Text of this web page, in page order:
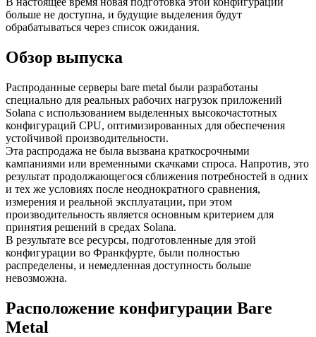
больше не доступна, и будущие выделения будут
обрабатываться через список ожидания.
Обзор выпуска
Распроданные серверы bare metal были разработаны
специально для реальных рабочих нагрузок приложений
Solana с использованием выделенных высокочастотных
конфигураций CPU, оптимизированных для обеспечения
устойчивой производительности.
Эта распродажа не была вызвана краткосрочными
кампаниями или временными скачками спроса. Напротив, это
результат продолжающегося сближения потребностей в одних
и тех же условиях после неоднократного сравнения,
измерения и реальной эксплуатации, при этом
производительность является основным критерием для
принятия решений в средах Solana.
В результате все ресурсы, подготовленные для этой
конфигурации во Франкфурте, были полностью
распределены, и немедленная доступность больше
невозможна.
Расположение конфигурации Bare
Metal